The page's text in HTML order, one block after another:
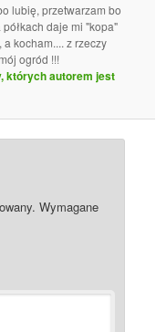
lubię, przetwarzam bo
daje mi "kopa"
kocham.... z rzeczy
ogród !!!
których autorem jest
Wymagane